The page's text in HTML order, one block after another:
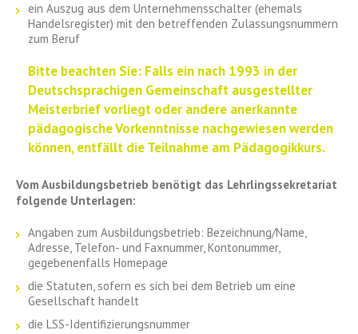
ein Auszug aus dem Unternehmensschalter (ehemals
Handelsregister) mit den betreffenden Zulassungsnummern
zum Beruf
Bitte beachten Sie: Falls ein nach 1993 in der
Deutschsprachigen Gemeinschaft ausgestellter
Meisterbrief vorliegt oder andere anerkannte
pädagogische Vorkenntnisse nachgewiesen werden
können, entfällt die Teilnahme am Pädagogikkurs.
Vom Ausbildungsbetrieb benötigt das Lehrlingssekretariat
folgende Unterlagen:
Angaben zum Ausbildungsbetrieb: Bezeichnung/Name,
Adresse, Telefon- und Faxnummer, Kontonummer,
gegebenenfalls Homepage
die Statuten, sofern es sich bei dem Betrieb um eine
Gesellschaft handelt
die LSS-Identifizierungsnummer